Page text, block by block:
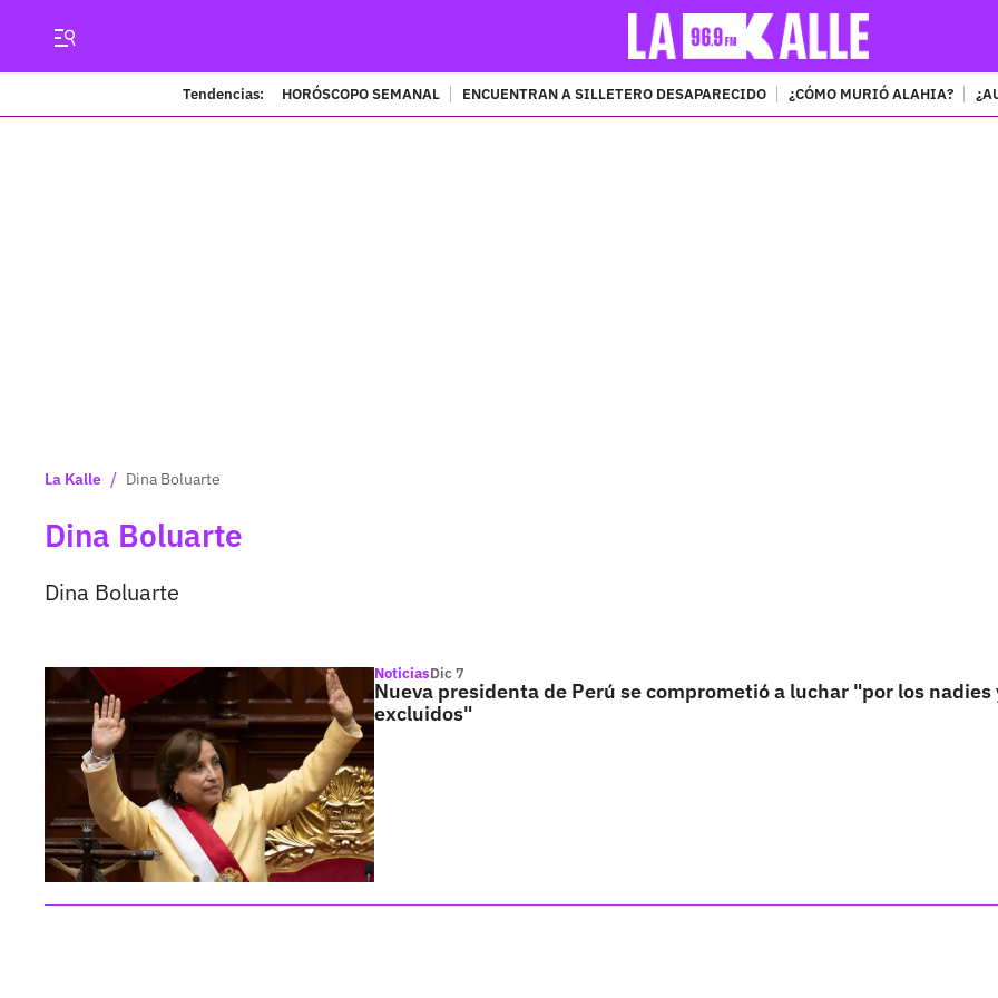
Tendencias: HORÓSCOPO SEMANAL ENCUENTRAN A SILLETERO DESAPARECIDO ¿CÓMO MURIÓ ALAHIA?
La Kalle / Dina Boluarte
Dina Boluarte
Dina Boluarte
NoticiasDic 7
Nueva presidenta de Perú se comprometió a luchar "por los nadies
excluidos"